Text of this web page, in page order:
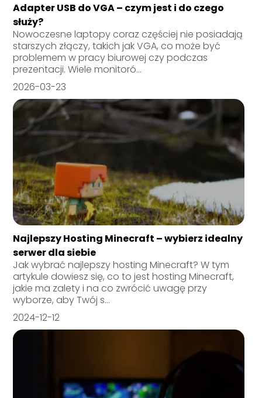
Adapter USB do VGA – czym jest i do czego
służy?
Nowoczesne laptopy coraz częściej nie posiadają
starszych złączy, takich jak VGA, co może być
problemem w pracy biurowej czy podczas
prezentacji. Wiele monitoró...
2026-03-23
Najlepszy Hosting Minecraft – wybierz idealny
serwer dla siebie
Jak wybrać najlepszy hosting Minecraft? W tym
artykule dowiesz się, co to jest hosting Minecraft,
jakie ma zalety i na co zwrócić uwagę przy
wyborze, aby Twój s...
2024-12-12